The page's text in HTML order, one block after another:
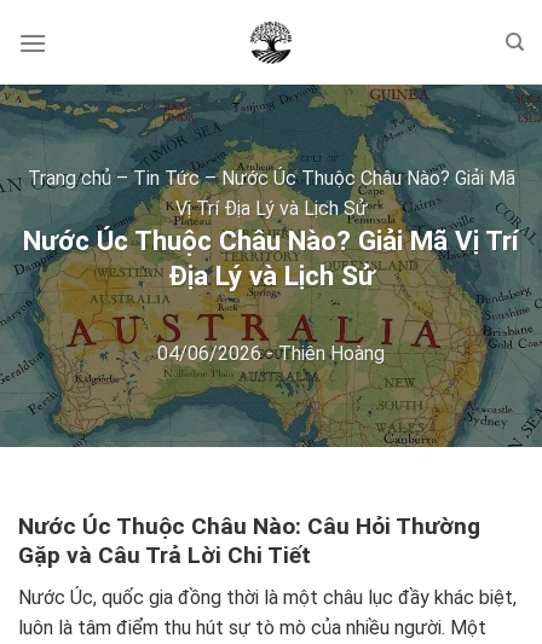
Trang chủ–Tin Tức–Nước Úc Thuộc Châu Nào? Giải Mã
Vị Trí Địa Lý và Lịch Sử
Nước Úc Thuộc Châu Nào? Giải Mã Vị Trí
Địa Lý và Lịch Sử
04/06/2026-Thiên Hoàng
Nước Úc Thuộc Châu Nào: Câu Hỏi Thường
Gặp và Câu Trả Lời Chi Tiết
Nước Úc, quốc gia đồng thời là một châu lục đầy khác biệt,
luôn là tâm điểm thu hút sự tò mò của nhiều người. Một